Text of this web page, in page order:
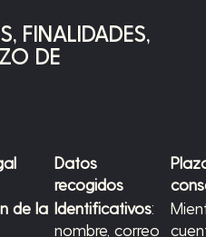
FINALIDADES,
DE
Datos
recogidos
de la Identificativos:
nombre, correo